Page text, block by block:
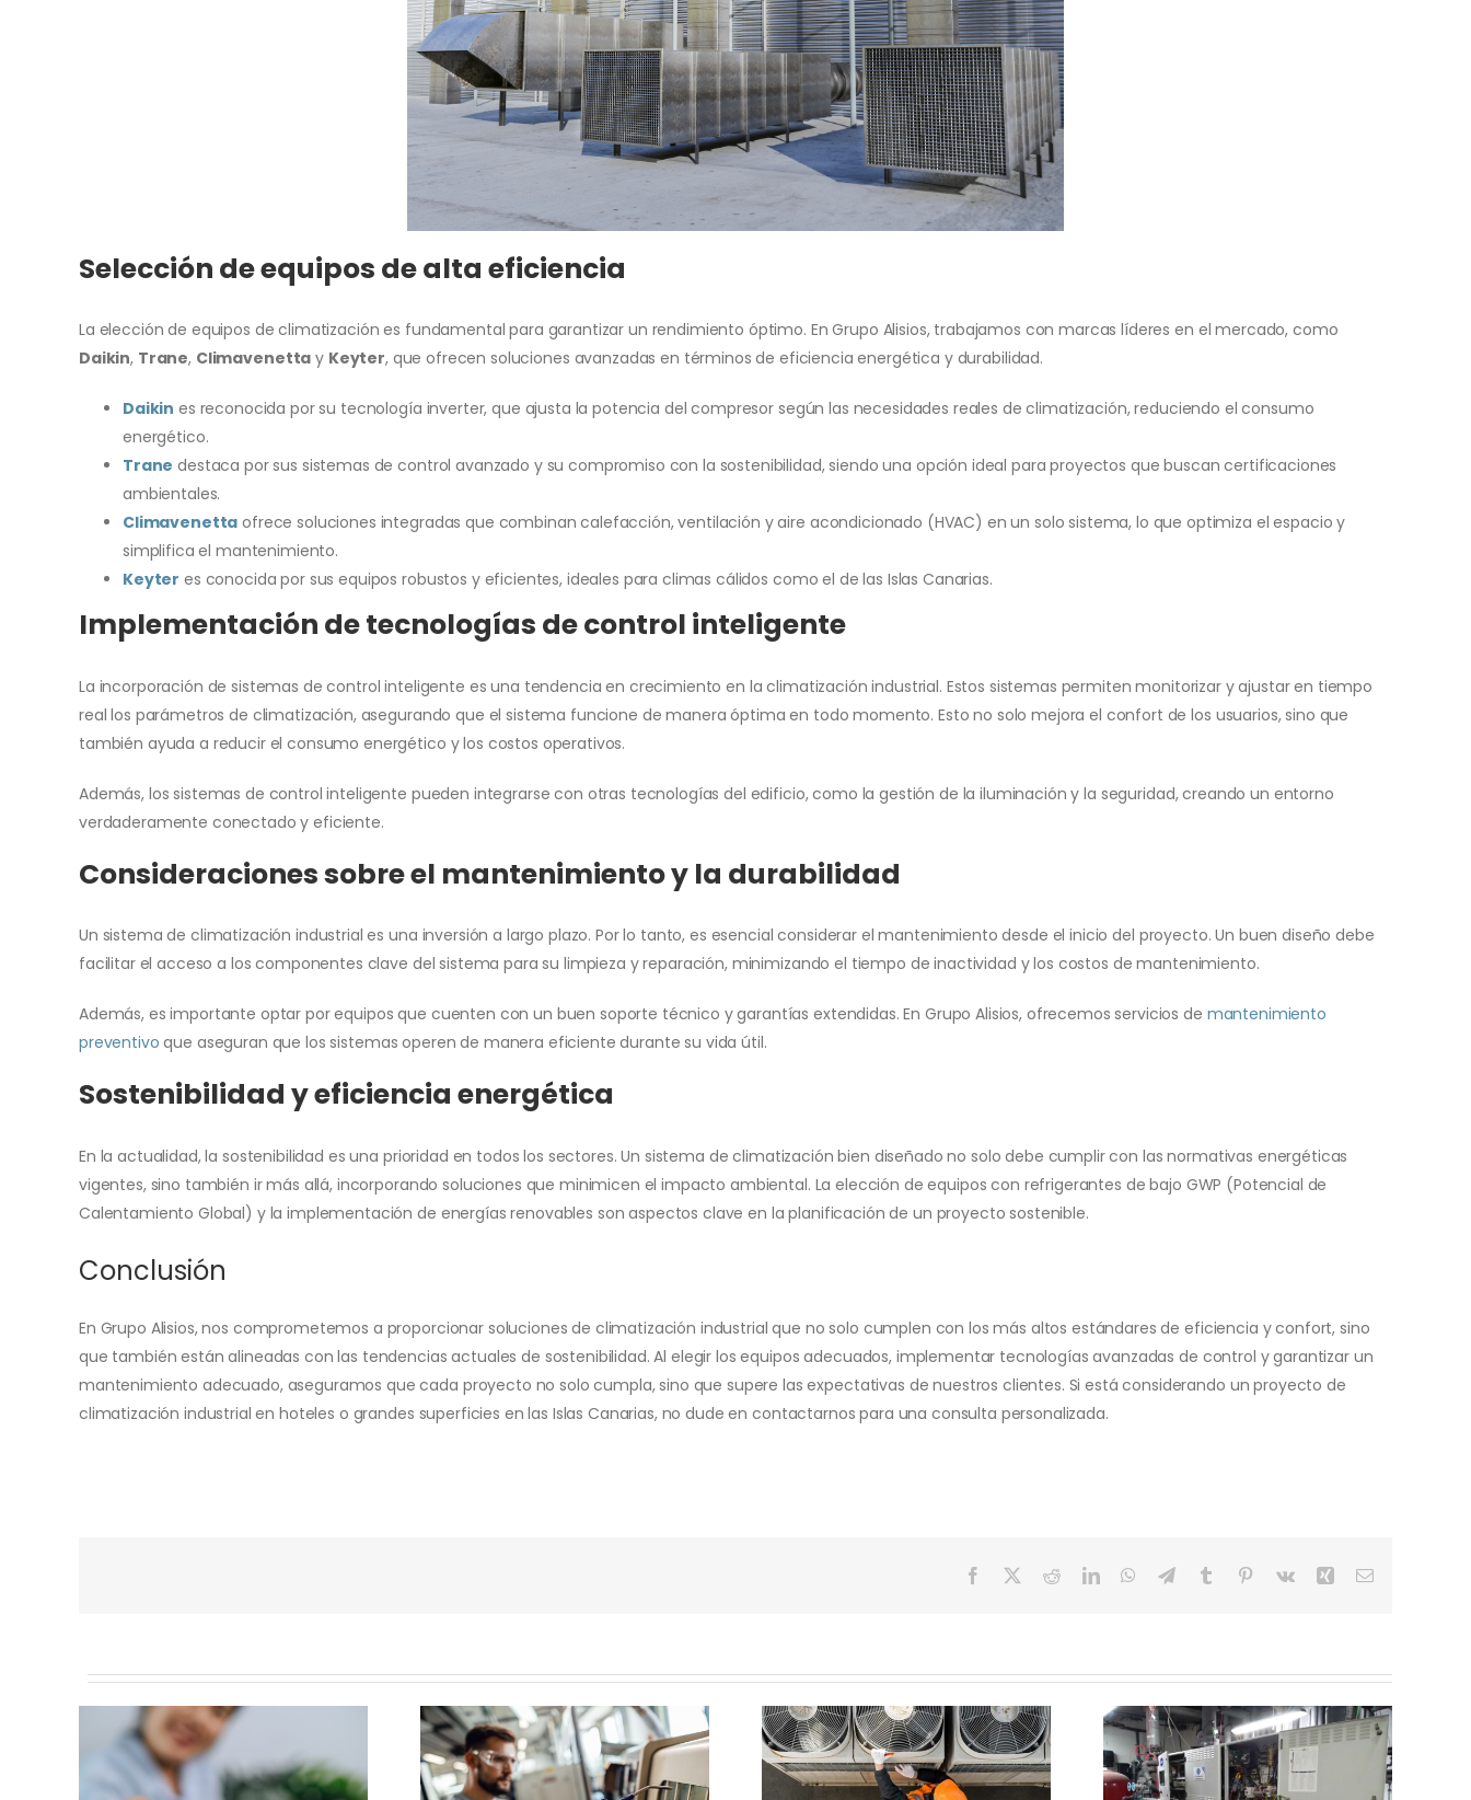
Selección de equipos de alta eficiencia
La elección de equipos de climatización es fundamental para garantizar un rendimiento óptimo. En Grupo Alisios, trabajamos con marcas líderes en el mercado, como
Daikin, Trane, Climavenetta y Keyter, que ofrecen soluciones avanzadas en términos de eficiencia energética y durabilidad.
Daikin es reconocida por su tecnología inverter, que ajusta la potencia del compresor según las necesidades reales de climatización, reduciendo el consumo
energético.
Trane destaca por sus sistemas de control avanzado y su compromiso con la sostenibilidad, siendo una opción ideal para proyectos que buscan certificaciones
ambientales.
Climavenetta ofrece soluciones integradas que combinan calefacción, ventilación y aire acondicionado (HVAC) en un solo sistema, lo que optimiza el espacio y
simplifica el mantenimiento.
Keyter es conocida por sus equipos robustos y eficientes, ideales para climas cálidos como el de las Islas Canarias.
Implementación de tecnologías de control inteligente
La incorporación de sistemas de control inteligente es una tendencia en crecimiento en la climatización industrial. Estos sistemas permiten monitorizar y ajustar en tiempo
real los parámetros de climatización, asegurando que el sistema funcione de manera óptima en todo momento. Esto no solo mejora el confort de los usuarios, sino que
también ayuda a reducir el consumo energético y los costos operativos.
Además, los sistemas de control inteligente pueden integrarse con otras tecnologías del edificio, como la gestión de la iluminación y la seguridad, creando un entorno
verdaderamente conectado y eficiente.
Consideraciones sobre el mantenimiento y la durabilidad
Un sistema de climatización industrial es una inversión a largo plazo. Por lo tanto, es esencial considerar el mantenimiento desde el inicio del proyecto. Un buen diseño debe
facilitar el acceso a los componentes clave del sistema para su limpieza y reparación, minimizando el tiempo de inactividad y los costos de mantenimiento.
Además, es importante optar por equipos que cuenten con un buen soporte técnico y garantías extendidas. En Grupo Alisios, ofrecemos servicios de mantenimiento
preventivo que aseguran que los sistemas operen de manera eficiente durante su vida útil.
Sostenibilidad y eficiencia energética
En la actualidad, la sostenibilidad es una prioridad en todos los sectores. Un sistema de climatización bien diseñado no solo debe cumplir con las normativas energéticas
vigentes, sino también ir más allá, incorporando soluciones que minimicen el impacto ambiental. La elección de equipos con refrigerantes de bajo GWP (Potencial de
Calentamiento Global) y la implementación de energías renovables son aspectos clave en la planificación de un proyecto sostenible.
Conclusión
En Grupo Alisios, nos comprometemos a proporcionar soluciones de climatización industrial que no solo cumplen con los más altos estándares de eficiencia y confort, sino
que también están alineadas con las tendencias actuales de sostenibilidad. Al elegir los equipos adecuados, implementar tecnologías avanzadas de control y garantizar un
mantenimiento adecuado, aseguramos que cada proyecto no solo cumpla, sino que supere las expectativas de nuestros clientes. Si está considerando un proyecto de
climatización industrial en hoteles o grandes superficies en las Islas Canarias, no dude en contactarnos para una consulta personalizada.
Facebook RedditLinkedInWhatsApp
TelegramTumblr Pinterest
Vk Xing Correo